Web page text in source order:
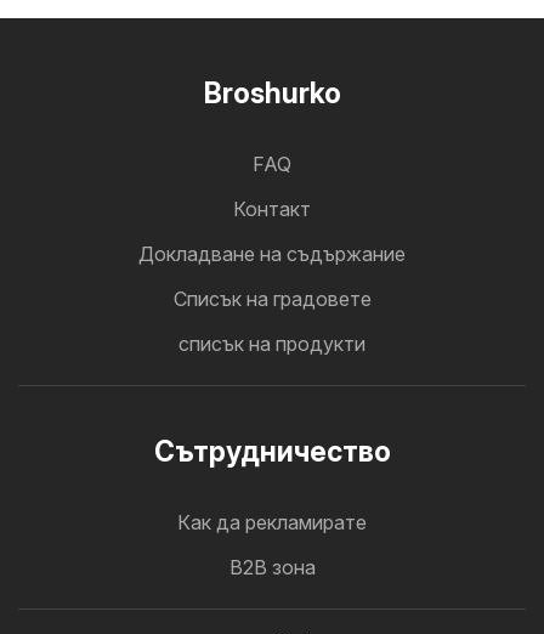
Broshurko
FAQ
Контакт
Докладване на съдържание
Cписък на градовете
списък на продукти
Cътрудничество
Как да рекламирате
B2B зона